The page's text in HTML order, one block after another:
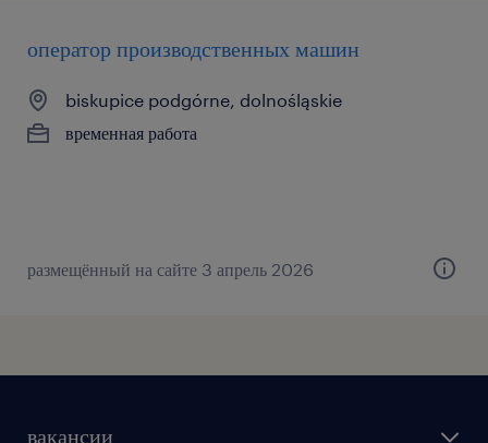
оператор производственных машин
biskupice podgórne, dolnośląskie
временная работа
размещённый на сайте 3 апрель 2026
вакансии